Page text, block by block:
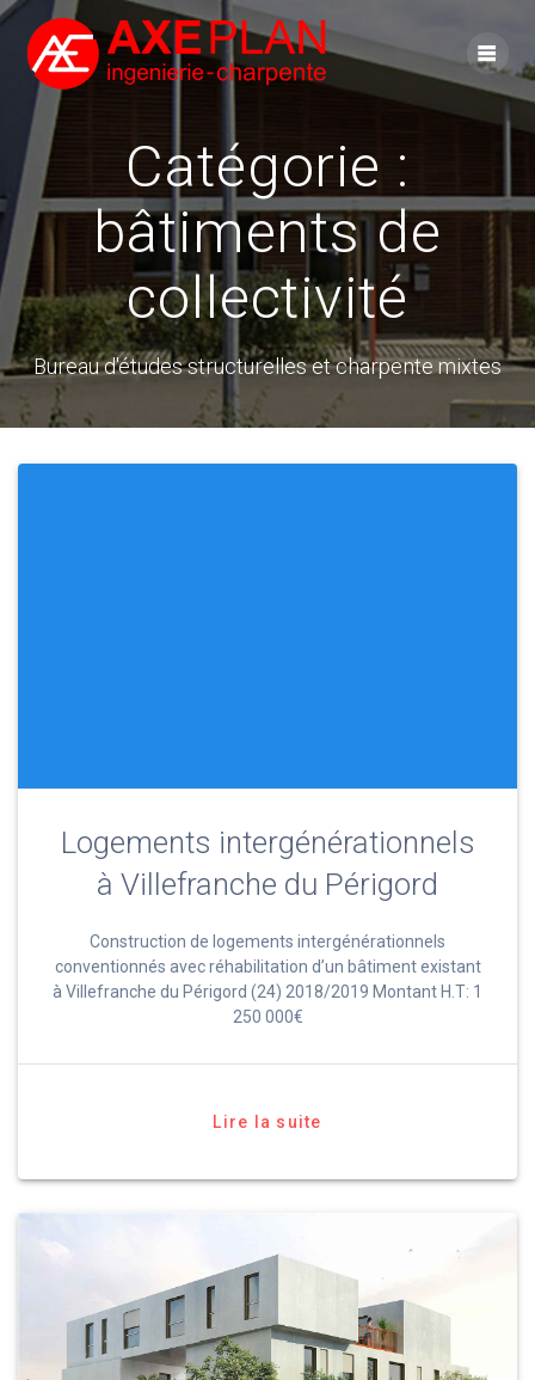
to
content
Catégorie :
bâtiments de
collectivité
Bureau d'études structurelles et charpente mixtes
Logements intergénérationnels
à Villefranche du Périgord
Construction de logements intergénérationnels
conventionnés avec réhabilitation d’un bâtiment existant
à Villefranche du Périgord (24) 2018/2019 Montant H.T: 1
250 000€
Lire la suite